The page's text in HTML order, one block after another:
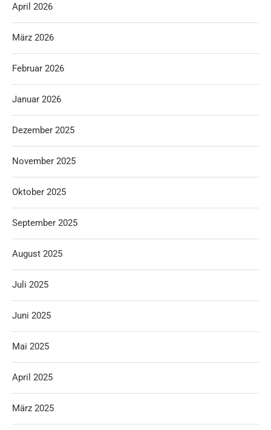
April 2026
März 2026
Februar 2026
Januar 2026
Dezember 2025
November 2025
Oktober 2025
September 2025
August 2025
Juli 2025
Juni 2025
Mai 2025
April 2025
März 2025